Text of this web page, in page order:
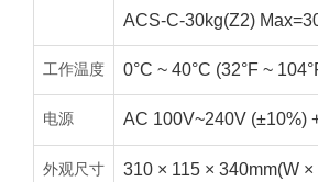
ACS-C-30kg(Z2)
工作温度 0°C ~ 40°C (32°F ~
电源 AC 100V~240V (±10%)
外观尺寸 310 × 115 × 340mm(W ×